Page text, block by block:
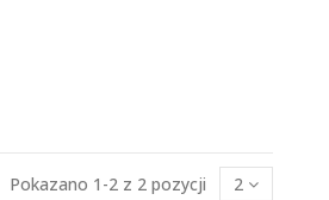
Pokazano 1-2 z 2 pozycji 2